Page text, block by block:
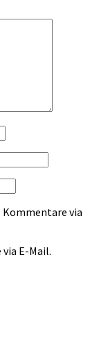
via
E-Mail.